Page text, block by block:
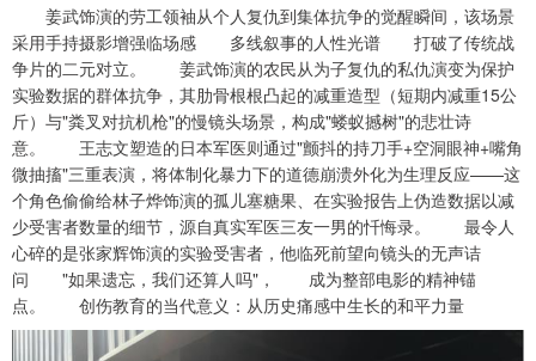
姜武饰演的劳工领袖从个人复仇到集体抗争的觉醒瞬间，该场景
采用手持摄影增强临场感 多线叙事的人性光谱 打破了传统战
争片的二元对立。 姜武饰演的农民从为子复仇的私仇演变为保护
实验数据的群体抗争，其肋骨根根凸起的减重造型（短期内减重15公
斤）与"粪叉对抗机枪"的慢镜头场景，构成"蝼蚁撼树"的悲壮诗
意。 王志文塑造的日本军医则通过"颤抖的持刀手+空洞眼神+嘴角
微抽搐"三重表演，将体制化暴力下的道德崩溃外化为生理反应——这
个角色偷偷给林子烨饰演的孤儿塞糖果、在实验报告上伪造数据以减
少受害者数量的细节，源自真实军医三友一男的忏悔录。 最令人
心碎的是张家辉饰演的实验受害者，他临死前望向镜头的无声诘
问 "如果遗忘，我们还算人吗"， 成为整部电影的精神锚
点。 创伤教育的当代意义：从历史痛感中生长的和平力量